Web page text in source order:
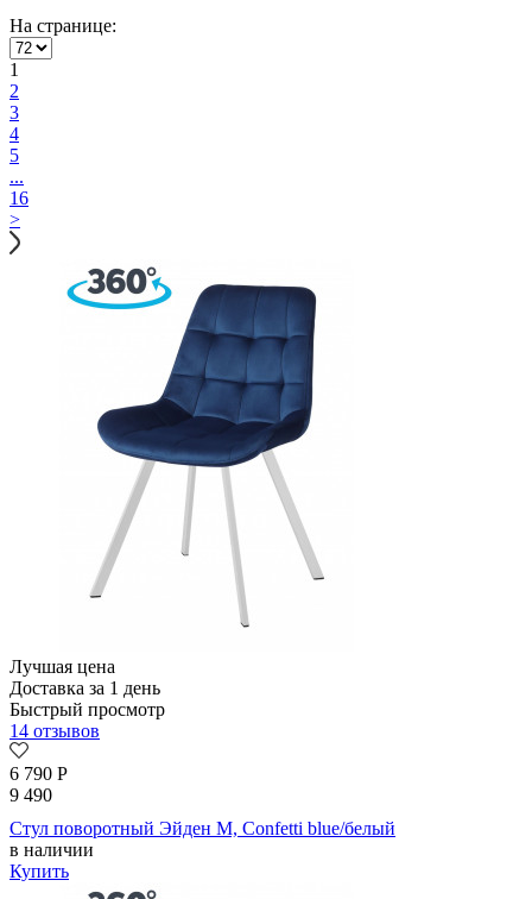
На странице:
1
2
3
4
5
...
16
>
Лучшая цена
Доставка за 1 день
Быстрый просмотр
14 отзывов
6 790 Р
9 490
Стул поворотный Эйден М, Confetti blue/белый
в наличии
Купить